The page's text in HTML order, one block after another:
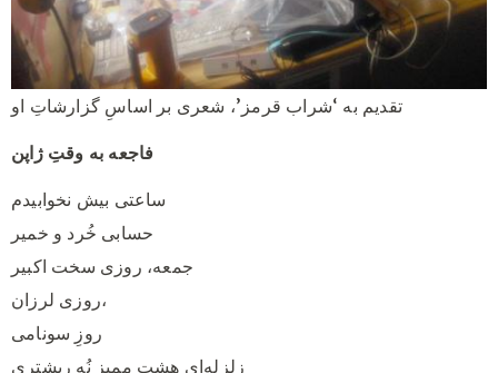
تقدیم به ‘شراب قرمز’، شعری بر اساسِ گزارشاتِ او
فاجعه به وقتِ ژاپن
ساعتی بیش نخوابیدم
حسابی‌ خُرد و خمیر
جمعه، روزی سخت اکبیر
روزی لرزان،
روزِ سونامی
زلزله‌ای هشت ممیز نُه ریشتری